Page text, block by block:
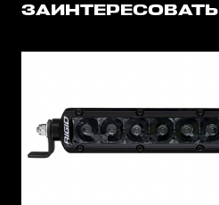
ЗАИНТЕРЕСОВАТЬ